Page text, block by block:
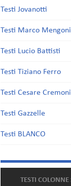
Testi Jovanotti
Testi Marco Mengoni
Testi Lucio Battisti
Testi Tiziano Ferro
Testi Cesare
Testi Gazzelle
Testi BLANCO
TESTI COLONNE